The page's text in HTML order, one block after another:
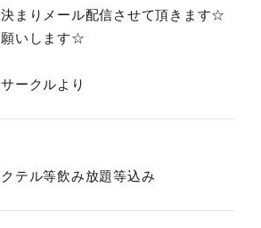
まりメール配信させて頂きます☆
いします☆
ークルより
テル等飲み放題等込み